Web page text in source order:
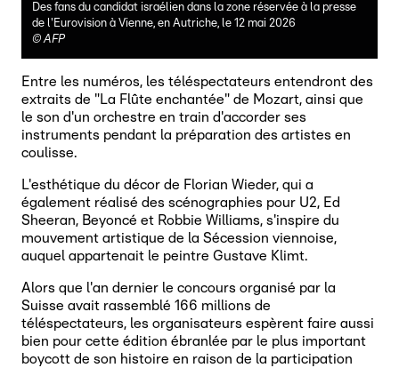
Des fans du candidat israélien dans la zone réservée à la presse
de l'Eurovision à Vienne, en Autriche, le 12 mai 2026
©AFP
Entre les numéros, les téléspectateurs entendront des
extraits de "La Flûte enchantée" de Mozart, ainsi que
le son d'un orchestre en train d'accorder ses
instruments pendant la préparation des artistes en
coulisse.
L'esthétique du décor de Florian Wieder, qui a
également réalisé des scénographies pour U2, Ed
Sheeran, Beyoncé et Robbie Williams, s'inspire du
mouvement artistique de la Sécession viennoise,
auquel appartenait le peintre Gustave Klimt.
Alors que l'an dernier le concours organisé par la
Suisse avait rassemblé 166 millions de
téléspectateurs, les organisateurs espèrent faire aussi
bien pour cette édition ébranlée par le plus important
boycott de son histoire en raison de la participation